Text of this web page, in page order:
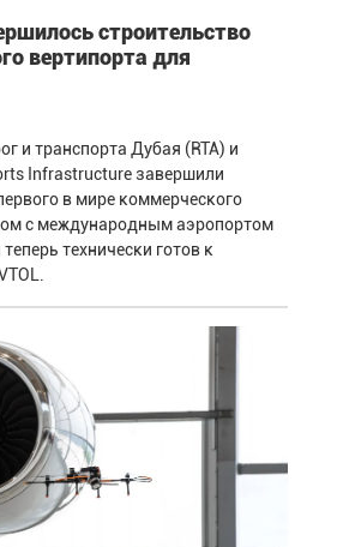
строительство
вертипорта для
и транспорта Дубая (RTA) и
Infrastructure завершили
в мире коммерческого
с международным аэропортом
технически готов к